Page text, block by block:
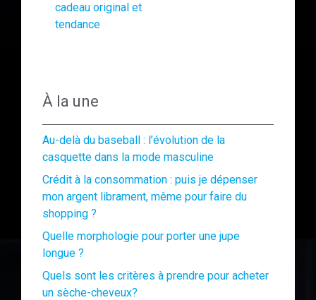
cadeau original et
tendance
À la une
Au-delà du baseball : l’évolution de la
casquette dans la mode masculine
Crédit à la consommation : puis je dépenser
mon argent librament, même pour faire du
shopping ?
Quelle morphologie pour porter une jupe
longue ?
Quels sont les critères à prendre pour acheter
un sèche-cheveux?